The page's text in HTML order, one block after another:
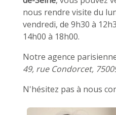
nous rendre visite du
vendredi, de 9h30 à
14h00 à 18h00.
Notre agence
49, rue Condorcet,
N'hésitez pas à nous